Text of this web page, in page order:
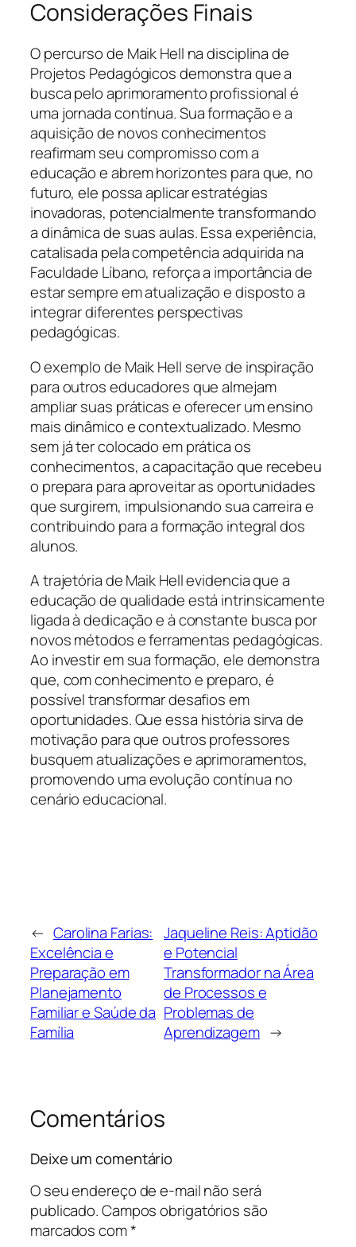
Considerações Finais
O percurso de Maik Hell na disciplina de
Projetos Pedagógicos demonstra que a
busca pelo aprimoramento profissional é
uma jornada contínua. Sua formação e a
aquisição de novos conhecimentos
reafirmam seu compromisso com a
educação e abrem horizontes para que, no
futuro, ele possa aplicar estratégias
inovadoras, potencialmente transformando
a dinâmica de suas aulas. Essa experiência,
catalisada pela competência adquirida na
Faculdade Líbano, reforça a importância de
estar sempre em atualização e disposto a
integrar diferentes perspectivas
pedagógicas.
O exemplo de Maik Hell serve de inspiração
para outros educadores que almejam
ampliar suas práticas e oferecer um ensino
mais dinâmico e contextualizado. Mesmo
sem já ter colocado em prática os
conhecimentos, a capacitação que recebeu
o prepara para aproveitar as oportunidades
que surgirem, impulsionando sua carreira e
contribuindo para a formação integral dos
alunos.
A trajetória de Maik Hell evidencia que a
educação de qualidade está intrinsicamente
ligada à dedicação e à constante busca por
novos métodos e ferramentas pedagógicas.
Ao investir em sua formação, ele demonstra
que, com conhecimento e preparo, é
possível transformar desafios em
oportunidades. Que essa história sirva de
motivação para que outros professores
busquem atualizações e aprimoramentos,
promovendo uma evolução contínua no
cenário educacional.
← Carolina Farias:
Excelência e
Preparação em
Planejamento
Familiar e Saúde da
Família
Jaqueline Reis: Aptidão
e Potencial
Transformador na Área
de Processos e
Problemas de
Aprendizagem →
Comentários
Deixe um comentário
O seu endereço de e-mail não será
publicado.Campos obrigatórios são
marcados com*